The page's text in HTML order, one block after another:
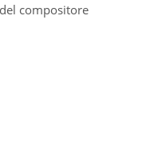
compositore